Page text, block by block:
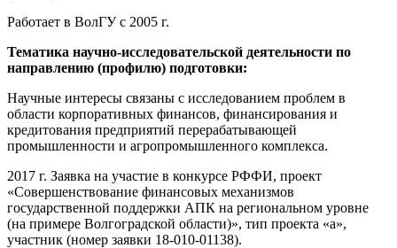
Работает в ВолГУ с 2005 г.
Тематика научно-исследовательской деятельности по
направлению (профилю) подготовки:
Научные интересы связаны с исследованием проблем в
области корпоративных финансов, финансирования и
кредитования предприятий перерабатывающей
промышленности и агропромышленного комплекса.
2017 г. Заявка на участие в конкурсе РФФИ, проект
«Совершенствование финансовых механизмов
государственной поддержки АПК на региональном уровне
(на примере Волгоградской области)», тип проекта «а»,
участник (номер заявки 18-010-01138).